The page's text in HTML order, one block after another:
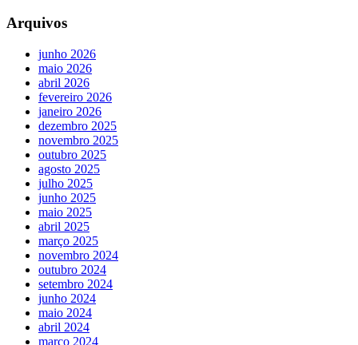
Arquivos
junho 2026
maio 2026
abril 2026
fevereiro 2026
janeiro 2026
dezembro 2025
novembro 2025
outubro 2025
agosto 2025
julho 2025
junho 2025
maio 2025
abril 2025
março 2025
novembro 2024
outubro 2024
setembro 2024
junho 2024
maio 2024
abril 2024
março 2024